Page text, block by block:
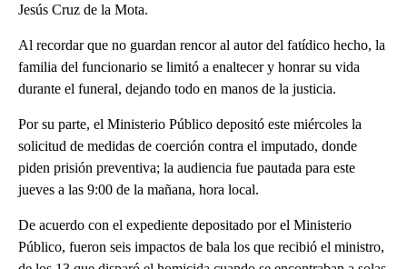
Jesús Cruz de la Mota.
Al recordar que no guardan rencor al autor del fatídico hecho, la
familia del funcionario se limitó a enaltecer y honrar su vida
durante el funeral, dejando todo en manos de la justicia.
Por su parte, el Ministerio Público depositó este miércoles la
solicitud de medidas de coerción contra el imputado, donde
piden prisión preventiva; la audiencia fue pautada para este
jueves a las 9:00 de la mañana, hora local.
De acuerdo con el expediente depositado por el Ministerio
Público, fueron seis impactos de bala los que recibió el ministro,